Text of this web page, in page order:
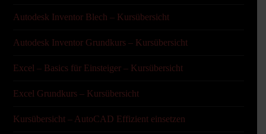
Autodesk Inventor Blech – Kursübersicht
Autodesk Inventor Grundkurs – Kursübersicht
Excel – Basics für Einsteiger – Kursübersicht
Excel Grundkurs – Kursübersicht
Kursübersicht – AutoCAD Effizient einsetzen